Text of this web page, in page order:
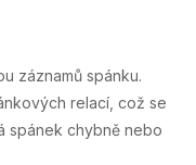
záznamů spánku.
relací, což se
spánek chybně nebo